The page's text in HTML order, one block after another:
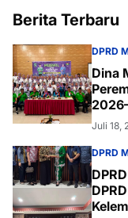
Berita Terbaru
DPRD
Dina
Juli 18,
DPRD